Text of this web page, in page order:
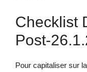
Checklist
Post-
Pour capitaliser sur la